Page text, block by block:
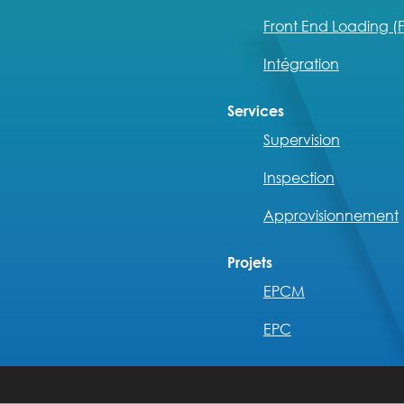
Front End Loading
Intégration
Services
Supervision
Inspection
Approvisionnement
Projets
EPCM
EPC